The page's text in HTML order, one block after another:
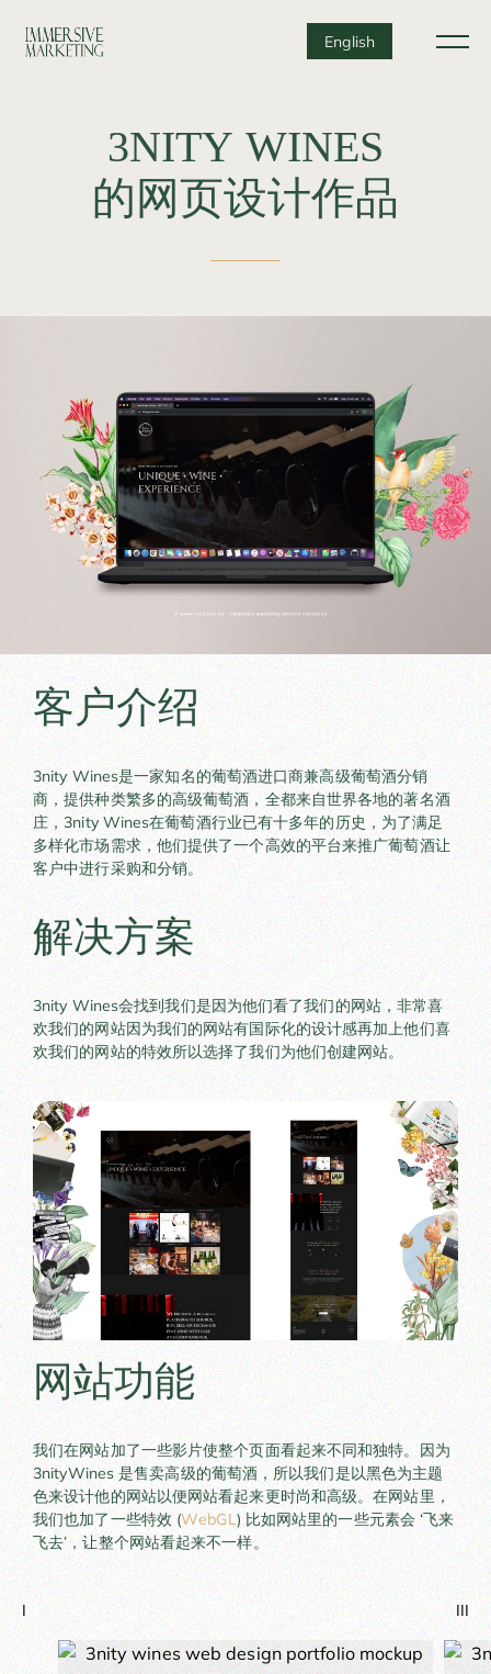
English
3NITY WINES
的网页设计作品
客户介绍
3nity Wines是一家知名的葡萄酒进口商兼高级葡萄酒分销
商，提供种类繁多的高级葡萄酒，全都来自世界各地的著名酒
庄，3nity Wines在葡萄酒行业已有十多年的历史，为了满足
多样化市场需求，他们提供了一个高效的平台来推广葡萄酒让
客户中进行采购和分销。
解决方案
3nity Wines会找到我们是因为他们看了我们的网站，非常喜
欢我们的网站因为我们的网站有国际化的设计感再加上他们喜
欢我们的网站的特效所以选择了我们为他们创建网站。
网站功能
我们在网站加了一些影片使整个页面看起来不同和独特。因为
3nityWines 是售卖高级的葡萄酒，所以我们是以黑色为主题
色来设计他的网站以便网站看起来更时尚和高级。在网站里，
我们也加了一些特效 (WebGL) 比如网站里的一些元素会 ‘飞来
飞去’，让整个网站看起来不一样。
I
III
III